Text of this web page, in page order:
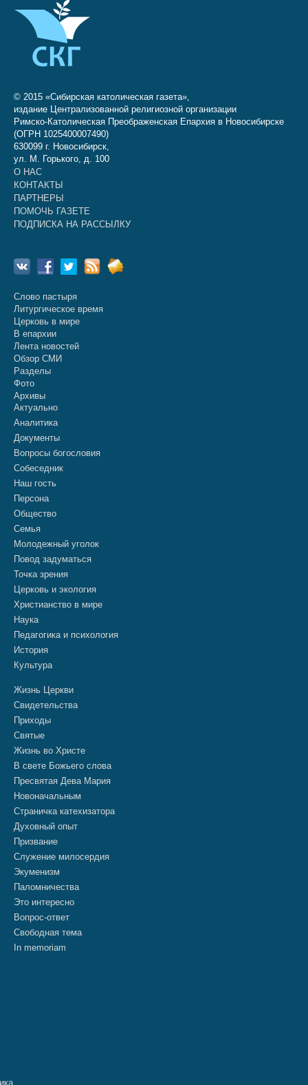
© 2015 «Сибирская католическая газета»,
издание Централизованной религиозной организации
Римско-Католическая Преображенская Епархия в Новосибирске
(ОГРН 1025400007490)
630099 г. Новосибирск,
ул. М. Горького, д. 100
О НАС
КОНТАКТЫ
ПАРТНЕРЫ
ПОМОЧЬ ГАЗЕТЕ
ПОДПИСКА НА РАССЫЛКУ
Слово пастыря
Литургическое время
Церковь в мире
В епархии
Лента новостей
Обзор СМИ
Разделы
Фото
Архивы
Актуально
Аналитика
Документы
Вопросы богословия
Собеседник
Наш гость
Персона
Общество
Семья
Молодежный уголок
Повод задуматься
Точка зрения
Церковь и экология
Христианство в мире
Наука
Педагогика и психология
История
Культура
Жизнь Церкви
Свидетельства
Приходы
Святые
Жизнь во Христе
В свете Божьего слова
Пресвятая Дева Мария
Новоначальным
Страничка катехизатора
Духовный опыт
Призвание
Служение милосердия
Экуменизм
Паломничества
Это интересно
Вопрос-ответ
Свободная тема
In memoriam